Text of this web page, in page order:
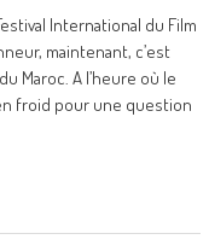
International du Film
maintenant, c’est
Maroc. A l’heure où le
froid pour une question